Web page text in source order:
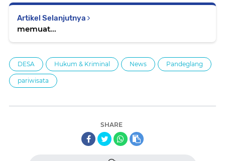
Artikel Selanjutnya
memuat...
DESA Hukum & Kriminal News Pandeglang
pariwisata
SHARE